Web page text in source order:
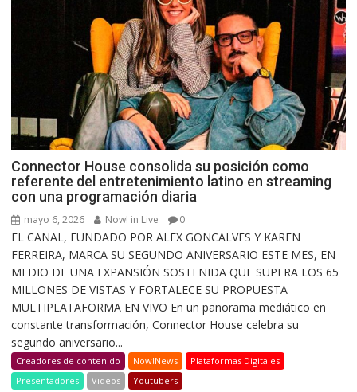
Connector House consolida su posición como
referente del entretenimiento latino en streaming
con una programación diaria
mayo 6, 2026 Now! in Live 0
EL CANAL, FUNDADO POR ALEX GONCALVES Y KAREN
FERREIRA, MARCA SU SEGUNDO ANIVERSARIO ESTE MES, EN
MEDIO DE UNA EXPANSIÓN SOSTENIDA QUE SUPERA LOS 65
MILLONES DE VISTAS Y FORTALECE SU PROPUESTA
MULTIPLATAFORMA EN VIVO En un panorama mediático en
constante transformación, Connector House celebra su
segundo aniversario...
Creadores de contenido Now!News
Plataformas Digitales
Presentadores
Videos Youtubers